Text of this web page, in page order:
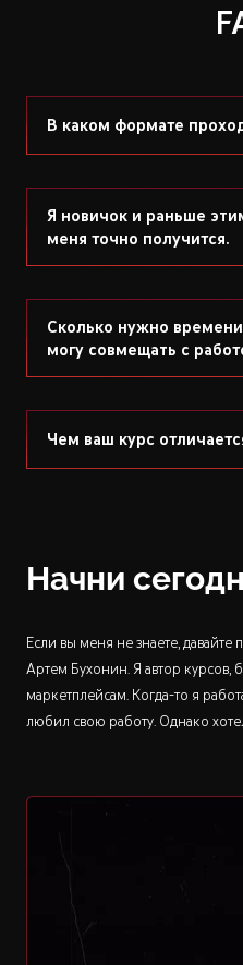
В каком формате
Я новичок и раньше
меня точно получится.
Сколько нужно
могу совмещать с
Чем ваш курс
Начни
Если вы меня не знаете,
Артем Бухонин. Я автор курсов,
маркетплейсам. Когда-то я
любил свою работу. Однако